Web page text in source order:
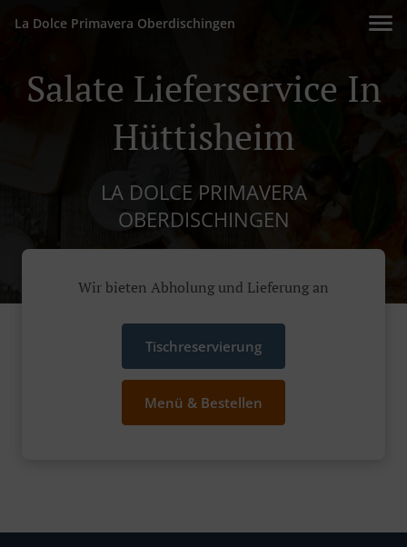
La Dolce Primavera Oberdischingen
Salate Lieferservice In
Hüttisheim
LA DOLCE PRIMAVERA
OBERDISCHINGEN
Wir bieten Abholung und Lieferung an
Tischreservierung
Menü & Bestellen